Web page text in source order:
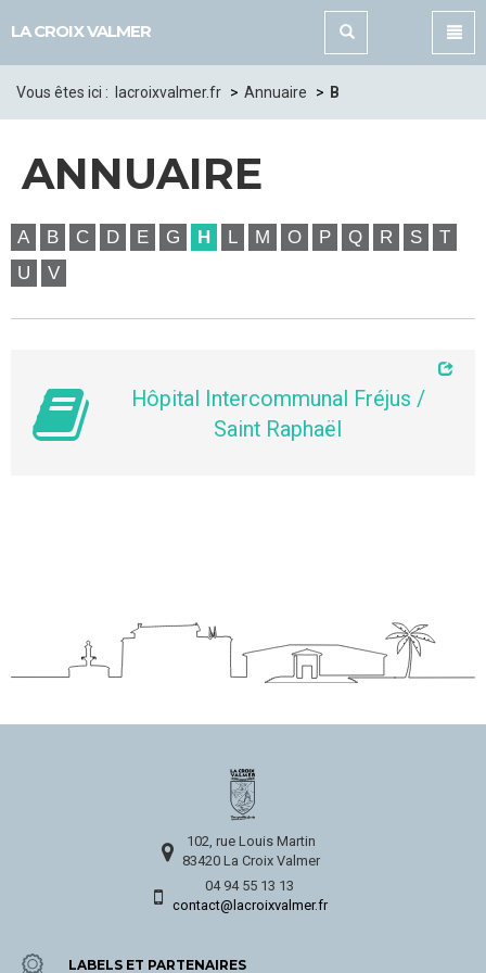
LA CROIX VALMER
Vous êtes ici : lacroixvalmer.fr Annuaire B
ANNUAIRE
A B C D E G H L M O P Q R S
T
U
V
Hôpital Intercommunal Fréjus /
Saint Raphaël
102, rue Louis Martin
83420 La Croix Valmer
04 94 55 13 13
contact@lacroixvalmer.fr
LABELS ET PARTENAIRES